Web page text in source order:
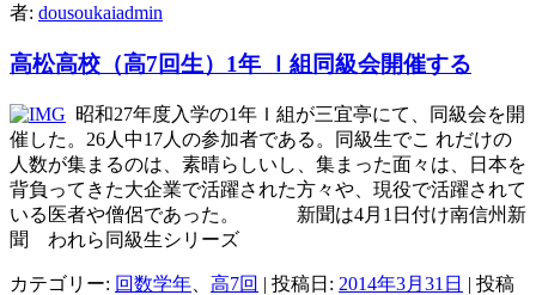
者: dousoukaiadmin
高松高校（高7回生）1年 Ｉ組同級会開催する
昭和27年度入学の1年Ｉ組が三宜亭にて、同級会を開
催した。26人中17人の参加者である。同級生でこ れだけの
人数が集まるのは、素晴らしいし、集まった面々は、日本を
背負ってきた大企業で活躍された方々や、現役で活躍されて
いる医者や僧侶であった。 新聞は4月1日付け南信州新
聞 われら同級生シリーズ
カテゴリー: 回数学年 高7回 | 投稿日: 2014年3月31日 | 投稿